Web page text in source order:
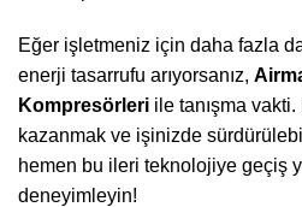
Eğer işletmeniz için daha fazla
enerji tasarrufu arıyorsanız,
Kompresörleri ile tanışma
kazanmak ve işinizde
hemen bu ileri teknolojiye geçiş
deneyimleyin!